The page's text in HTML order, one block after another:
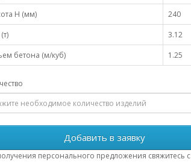
H (мм)
240
3.12
бетона (м/куб)
1.25
Добавить в заявку
персонального предложения свяжитесь с